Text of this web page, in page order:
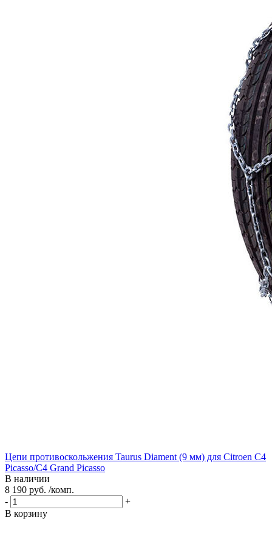
Цепи противоскольжения Taurus Diament (9 мм) для Citroen C4
Picasso/C4 Grand Picasso
В наличии
8 190 руб. /комп.
-
+
В корзину